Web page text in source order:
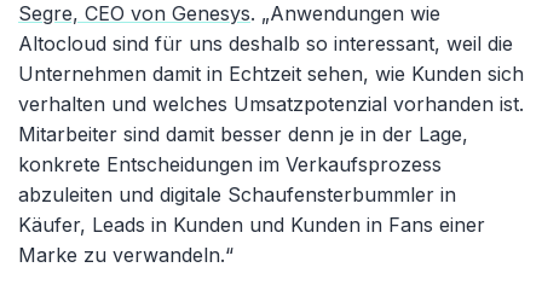
Segre, CEO von Genesys. „Anwendungen wie
Altocloud sind für uns deshalb so interessant, weil die
Unternehmen damit in Echtzeit sehen, wie Kunden sich
verhalten und welches Umsatzpotenzial vorhanden ist.
Mitarbeiter sind damit besser denn je in der Lage,
konkrete Entscheidungen im Verkaufsprozess
abzuleiten und digitale Schaufensterbummler in
Käufer, Leads in Kunden und Kunden in Fans einer
Marke zu verwandeln.“